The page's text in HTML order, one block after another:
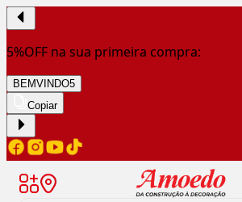
5%OFF na sua primeira compra:
BEMVINDO5
Copiar